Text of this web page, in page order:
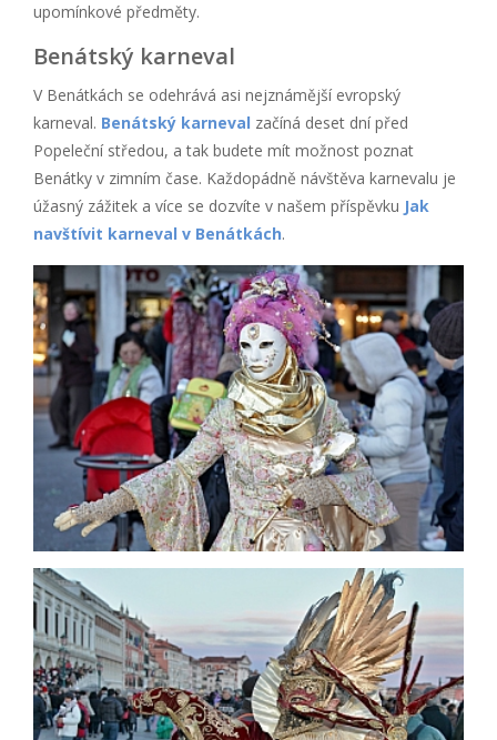
upomínkové předměty.
Benátský karneval
V Benátkách se odehrává asi nejznámější evropský
karneval. Benátský karneval začíná deset dní před
Popeleční středou, a tak budete mít možnost poznat
Benátky v zimním čase. Každopádně návštěva karnevalu je
úžasný zážitek a více se dozvíte v našem příspěvku Jak
navštívit karneval v Benátkách.